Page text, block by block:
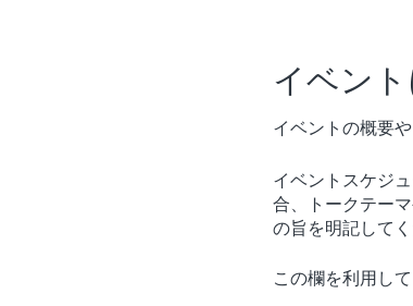
イベン
イベントの概要
イベントスケジ
合、トークテー
の旨を明記してく
この欄を利用し